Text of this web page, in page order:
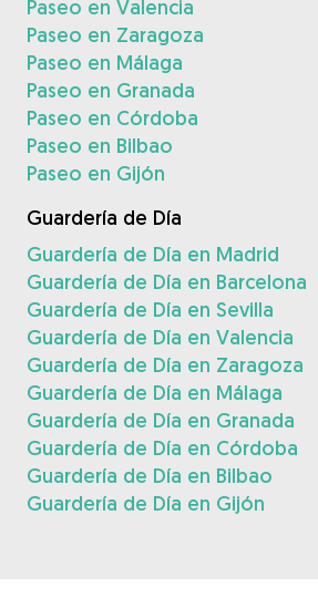
Paseo en Valencia
Paseo en Zaragoza
Paseo en Málaga
Paseo en Granada
Paseo en Córdoba
Paseo en Bilbao
Paseo en Gijón
Guardería de Día
Guardería de Día en Madrid
Guardería de Día en Barcelona
Guardería de Día en Sevilla
Guardería de Día en Valencia
Guardería de Día en Zaragoza
Guardería de Día en Málaga
Guardería de Día en Granada
Guardería de Día en Córdoba
Guardería de Día en Bilbao
Guardería de Día en Gijón